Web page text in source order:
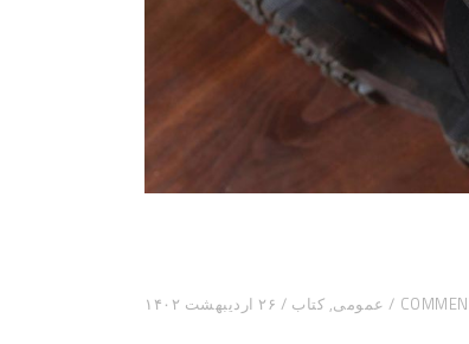
۲۶ اردیبهشت ۱۴۰۲ عمومی, کتاب